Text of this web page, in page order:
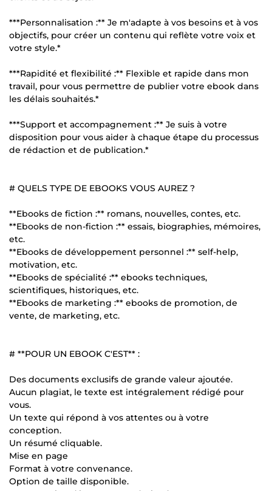
***Personnalisation :** Je m'adapte à vos besoins et à vos
objectifs, pour créer un contenu qui reflète votre voix et
votre style.*
***Rapidité et flexibilité :** Flexible et rapide dans mon
travail, pour vous permettre de publier votre ebook dans
les délais souhaités.*
***Support et accompagnement :** Je suis à votre
disposition pour vous aider à chaque étape du processus
de rédaction et de publication.*
# QUELS TYPE DE EBOOKS VOUS AUREZ ?
**Ebooks de fiction :** romans, nouvelles, contes, etc.
**Ebooks de non-fiction :** essais, biographies, mémoires,
etc.
**Ebooks de développement personnel :** self-help,
motivation, etc.
**Ebooks de spécialité :** ebooks techniques,
scientifiques, historiques, etc.
**Ebooks de marketing :** ebooks de promotion, de
vente, de marketing, etc.
# **POUR UN EBOOK C'EST** :
Des documents exclusifs de grande valeur ajoutée.
Aucun plagiat, le texte est intégralement rédigé pour
vous.
Un texte qui répond à vos attentes ou à votre
conception.
Un résumé cliquable.
Mise en page
Format à votre convenance.
Option de taille disponible.